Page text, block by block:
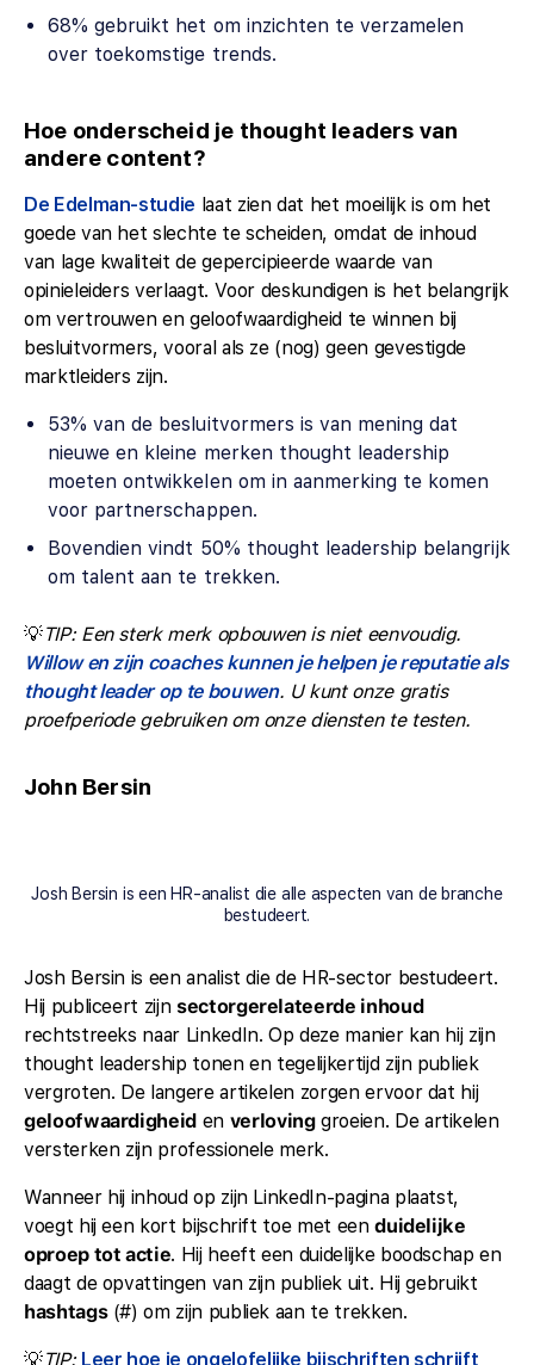
68% gebruikt het om inzichten te verzamelen
over toekomstige trends.
Hoe onderscheid je thought leaders van
andere content?
De Edelman-studie laat zien dat het moeilijk is om het
goede van het slechte te scheiden, omdat de inhoud
van lage kwaliteit de gepercipieerde waarde van
opinieleiders verlaagt. Voor deskundigen is het belangrijk
om vertrouwen en geloofwaardigheid te winnen bij
besluitvormers, vooral als ze (nog) geen gevestigde
marktleiders zijn.
53% van de besluitvormers is van mening dat
nieuwe en kleine merken thought leadership
moeten ontwikkelen om in aanmerking te komen
voor partnerschappen.
Bovendien vindt 50% thought leadership belangrijk
om talent aan te trekken.
💡TIP: Een sterk merk opbouwen is niet eenvoudig.
Willow en zijn coaches kunnen je helpen je reputatie als
thought leader op te bouwen. U kunt onze gratis
proefperiode gebruiken om onze diensten te testen.
John Bersin
Josh Bersin is een HR-analist die alle aspecten van de branche
bestudeert.
Josh Bersin is een analist die de HR-sector bestudeert.
Hij publiceert zijn sectorgerelateerde inhoud
rechtstreeks naar LinkedIn. Op deze manier kan hij zijn
thought leadership tonen en tegelijkertijd zijn publiek
vergroten. De langere artikelen zorgen ervoor dat hij
geloofwaardigheid en verlovinggroeien. De artikelen
versterken zijn professionele merk.
Wanneer hij inhoud op zijn LinkedIn-pagina plaatst,
voegt hij een kort bijschrift toe met eenduidelijke
oproep tot actie. Hij heeft een duidelijke boodschap en
daagt de opvattingen van zijn publiek uit. Hij gebruikt
hashtags(#) om zijn publiek aan te trekken.
💡TIP: Leer hoe je ongelofelijke bijschriften schrijft